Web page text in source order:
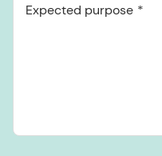
Expected purpose